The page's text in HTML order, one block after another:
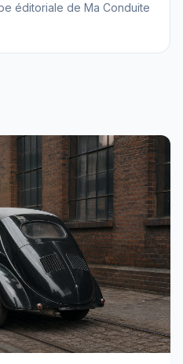
éditoriale de Ma Conduite